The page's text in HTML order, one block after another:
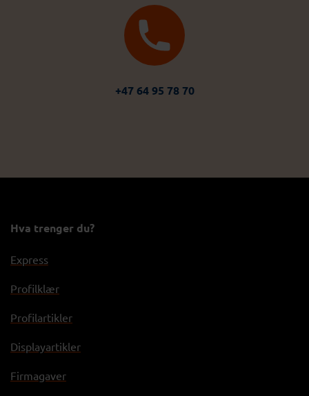
+47 64 95 78 70
Hva trenger du?
Express
Profilklær
Profilartikler
Displayartikler
Firmagaver